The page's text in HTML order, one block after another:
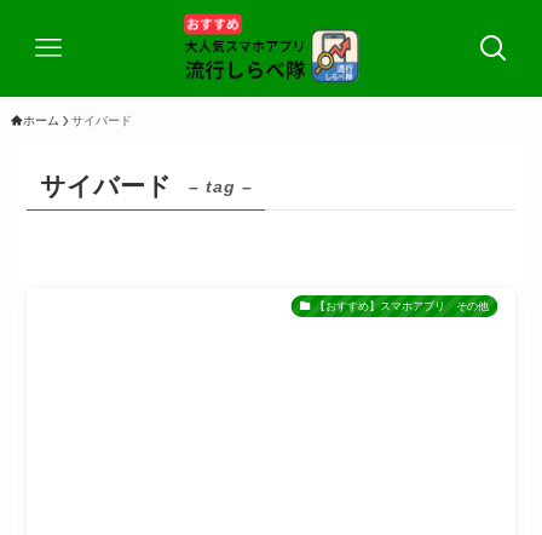
ホーム サイバード
サイバード – tag –
【おすすめ】スマホアプリ その他